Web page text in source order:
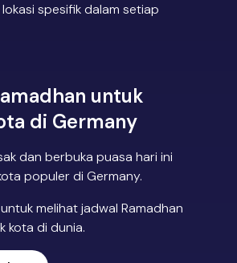
spesifik dalam setiap
untuk
di Germany
dan berbuka puasa hari ini
populer di Germany.
melihat jadwal Ramadhan
kota di dunia.